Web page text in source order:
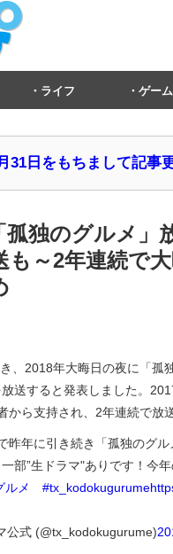
ライフ ゲー
31日をもちまして記事
独のグルメ」
も～2年連続で
、2018年大晦日の夜に「孤
送すると発表しました。
から支持され、2年連続で放
昨年に引き続き「孤独のグ
部”生ドラマ"ありです！今
ルメ #tx_kodokugurume
式 (@tx_kodokugurume)